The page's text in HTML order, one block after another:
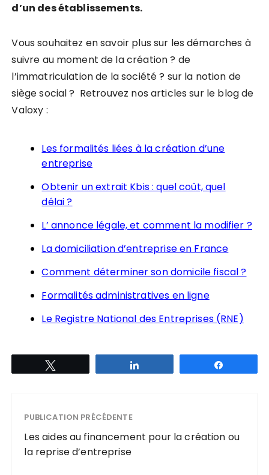
d’un des établissements.
Vous souhaitez en savoir plus sur les démarches à
suivre au moment de la création ? de
l’immatriculation de la société ? sur la notion de
siège social ? Retrouvez nos articles sur le blog de
Valoxy :
Les formalités liées à la création d’une
entreprise
Obtenir un extrait Kbis : quel coût, quel
délai ?
L’ annonce légale, et comment la modifier ?
La domiciliation d’entreprise en France
Comment déterminer son domicile fiscal ?
Formalités administratives en ligne
Le Registre National des Entreprises (RNE)
PUBLICATION PRÉCÉDENTE
Les aides au financement pour la création ou
la reprise d’entreprise